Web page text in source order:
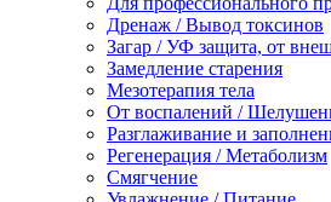
Дренаж / Вывод токсинов
Загар / УФ защита, от
Замедление старения
Мезотерапия тела
От воспалений /
Разглаживание и
Регенерация / Метаболизм
Смягчение